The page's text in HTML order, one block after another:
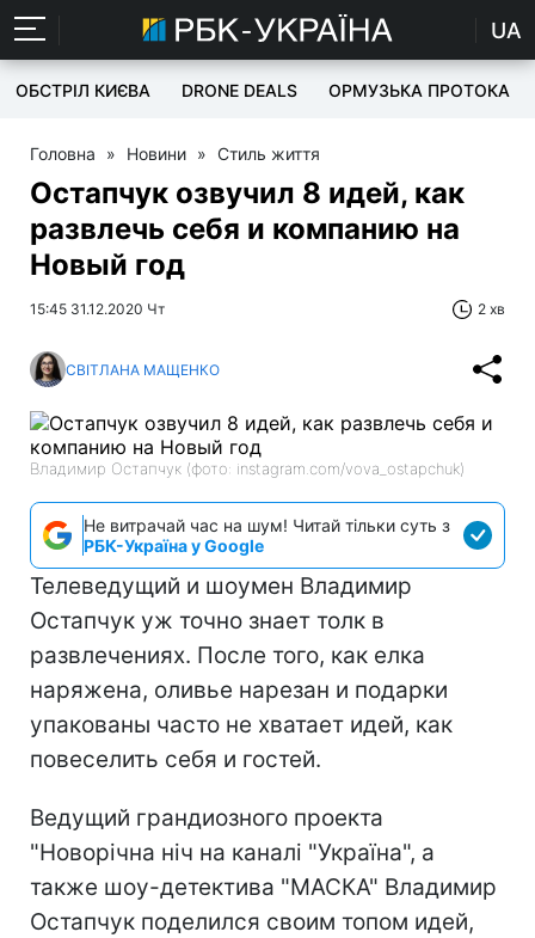
UA
ОБСТРІЛ КИЄВА DRONE DEALS ОРМУЗЬКА ПРОТОКА
Головна » Новини » Стиль життя
Остапчук озвучил 8 идей, как
развлечь себя и компанию на
Новый год
15:45 31.12.2020 Чт 2 хв
СВІТЛАНА МАЩЕНКО
Владимир Остапчук (фото: instagram.com/vova_ostapchuk)
Не витрачай час на шум! Читай тільки суть з
РБК-Україна у Google
Телеведущий и шоумен Владимир
Остапчук уж точно знает толк в
развлечениях. После того, как елка
наряжена, оливье нарезан и подарки
упакованы часто не хватает идей, как
повеселить себя и гостей.
Ведущий грандиозного проекта
"Новорічна ніч на каналі "Україна", а
также шоу-детектива "МАСКА" Владимир
Остапчук поделился своим топом идей,